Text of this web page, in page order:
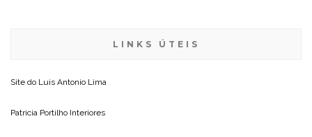
LINKS ÚTEIS
Site do Luis Antonio Lima
Patricia Portilho Interiores